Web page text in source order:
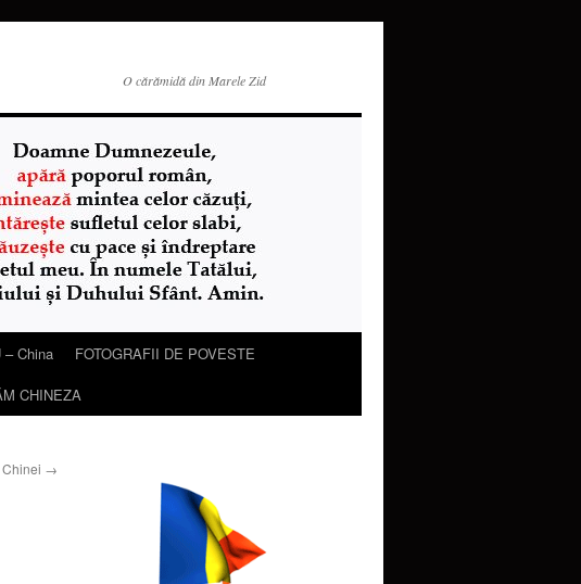
O cărămidă din Marele Zid
– China
FOTOGRAFII DE POVESTE
CHINEZA
→